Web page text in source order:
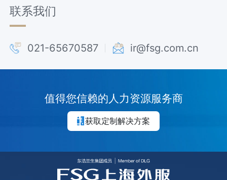
联系我们
021-65670587 ir@fsg.com.cn
值得您信赖的人力资源服务商
获取定制解决方案